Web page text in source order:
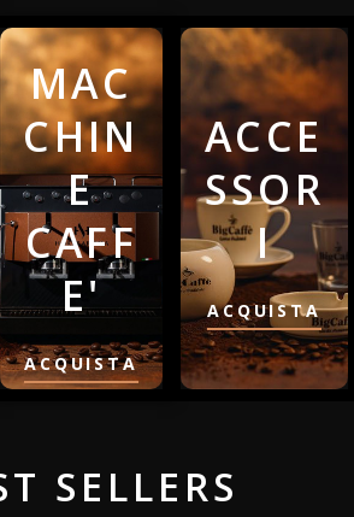
MAC
CHIN
E
CAFF
E'
ACQUISTA
ACCE
SSOR
I
ACQUISTA
SELLERS